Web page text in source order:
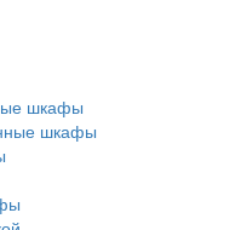
шкафы
шкафы